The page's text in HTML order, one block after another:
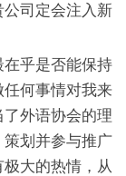
司定会注入新
乎是否能保持
何事情对我来
外语协会的理
划并参与推广
大的热情，从